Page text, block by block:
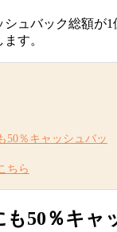
ュバック総額が1
す。
50％キャッシュバッ
ちら
50％キャ